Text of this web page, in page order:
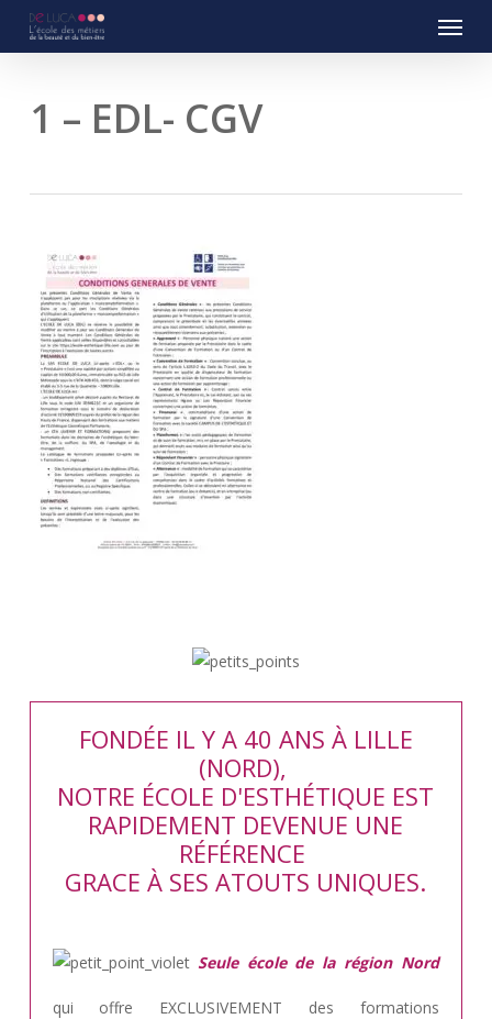
Menu
1 – EDL- CGV
FONDÉE IL Y A 40 ANS À LILLE
(NORD),
NOTRE ÉCOLE D'ESTHÉTIQUE EST
RAPIDEMENT DEVENUE UNE
RÉFÉRENCE
GRACE À SES ATOUTS UNIQUES.
Seule école de la région Nord
qui offre EXCLUSIVEMENT des formations